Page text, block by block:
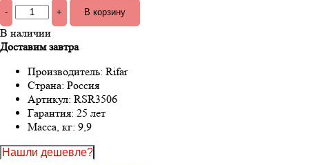
- +
В наличии
Доставим завтра
Производитель: Rifar
Страна: Россия
Артикул: RSR3506
Гарантия: 25 лет
Масса, кг: 9,9
Нашли дешевле?